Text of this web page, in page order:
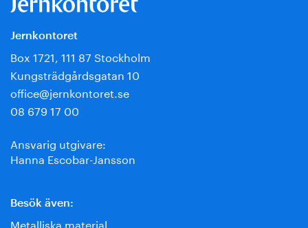
Jernkontoret
Box 1721, 111 87 Stockholm
Kungsträdgårdsgatan 10
office@jernkontoret.se
08 679 17 00
Ansvarig utgivare:
Hanna Escobar-Jansson
Besök även:
Metalliska material